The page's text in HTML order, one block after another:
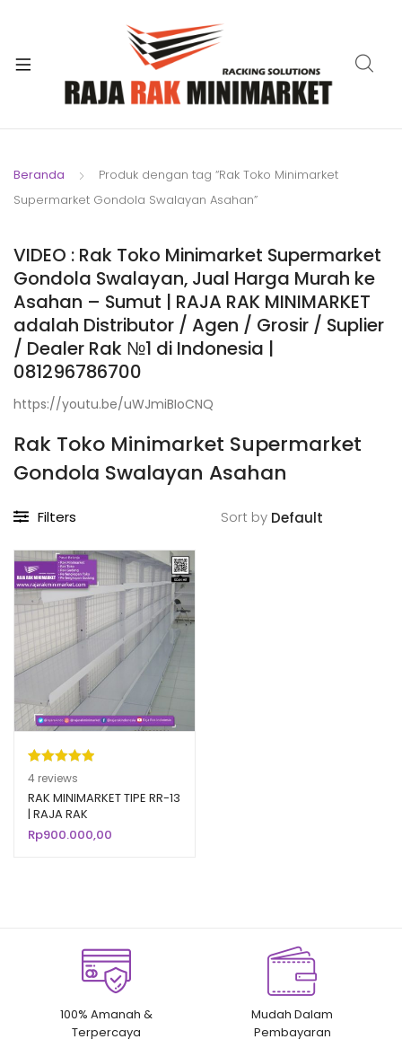
Beranda
Produk dengan tag “Rak Toko Minimarket
Supermarket Gondola Swalayan Asahan”
VIDEO : Rak Toko Minimarket Supermarket
Gondola Swalayan, Jual Harga Murah ke
Asahan – Sumut | RAJA RAK MINIMARKET
adalah Distributor / Agen / Grosir / Suplier
/ Dealer Rak №1 di Indonesia |
081296786700
https://youtu.be/uWJmiBIoCNQ
Rak Toko Minimarket Supermarket
Gondola Swalayan Asahan
Filters Sort by
Peringkat
5.00 dari 5
berdasarka
n
4
penilaian
4 reviews
RAK MINIMARKET TIPE RR-13
| RAJA RAK
Rp900.000,00
100% Amanah &
Terpercaya
Mudah Dalam
Pembayaran